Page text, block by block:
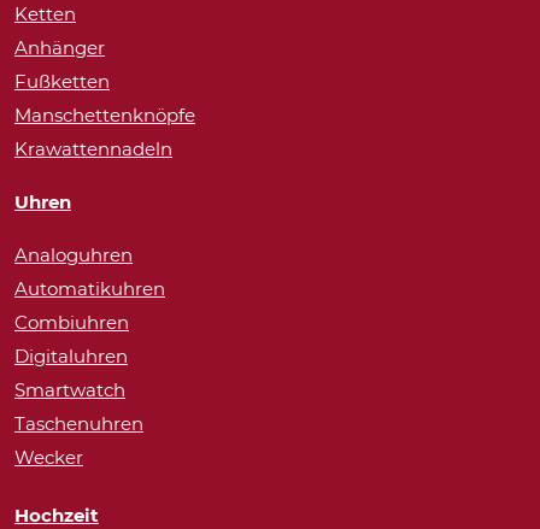
Ketten
Anhänger
Fußketten
Manschettenknöpfe
Krawattennadeln
Uhren
Analoguhren
Automatikuhren
Combiuhren
Digitaluhren
Smartwatch
Taschenuhren
Wecker
Hochzeit